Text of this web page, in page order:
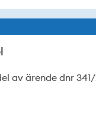
av ärende dnr